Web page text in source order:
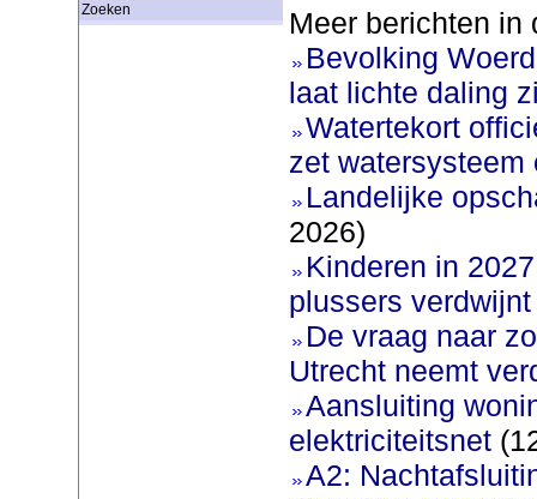
Zoeken
Meer berichten in
Bevolking
laat lichte daling
Watertekort
zet watersysteem
Landelijke
2026)
Kinderen in
plussers verdwijnt
De vraag naar
Utrecht neemt
Aansluiting
elektriciteitsnet
A2: